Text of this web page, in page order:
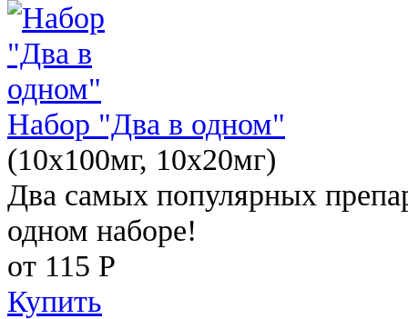
Набор "Два в одном"
(10x100мг, 10x20мг)
Два самых популярных
одном наборе!
от 115 Р
Купить